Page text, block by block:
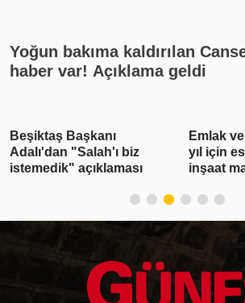
Yoğun bakıma kaldırılan
haber var! Açıklama geldi
Beşiktaş Başkanı
Adalı'dan "Salah'ı biz
istemedik" açıklaması
Emlak
yıl için
inşaat